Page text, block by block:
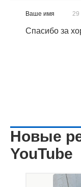
Ваше имя 29
Спасибо за
Новые
YouTube